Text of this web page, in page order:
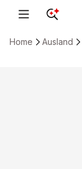
Home Ausland